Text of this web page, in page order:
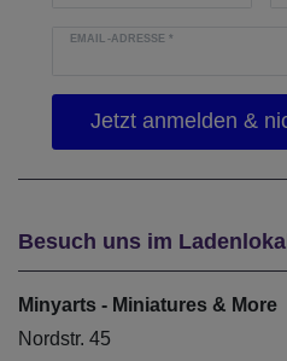
EMAIL-ADRESSE*
Besuch uns im Ladenlokal
Minyarts - Miniatures & More
Nordstr. 45